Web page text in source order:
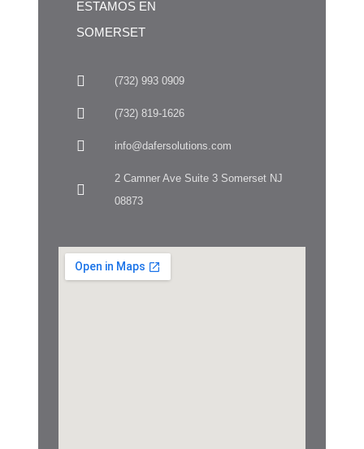
ESTAMOS EN
SOMERSET
(732) 993 0909
(732) 819-1626
info@dafersolutions.com
2 Camner Ave Suite 3 Somerset NJ
08873